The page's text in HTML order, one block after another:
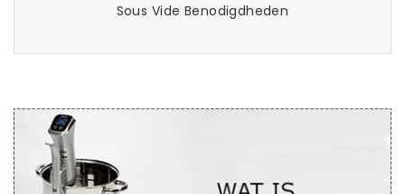
Sous Vide Benodigdheden